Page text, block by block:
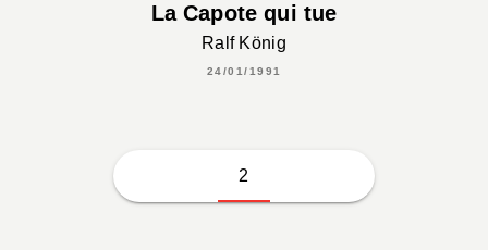
La Capote qui tue
Ralf König
24/01/1991
2